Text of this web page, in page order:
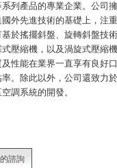
列產品的專業企業。公司
外先進技術的基礎上，注
於搖擺斜盤、旋轉斜盤技
壓縮機，以及渦旋式壓縮
性能在業界一直享有良好
。除此以外，公司還致力
調系統的開發。
諮詢